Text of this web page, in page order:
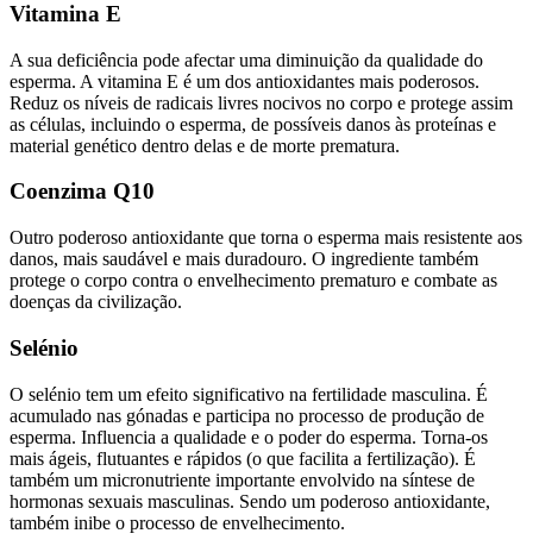
Vitamina E
A sua deficiência pode afectar uma diminuição da qualidade do
esperma. A vitamina E é um dos antioxidantes mais poderosos.
Reduz os níveis de radicais livres nocivos no corpo e protege assim
as células, incluindo o esperma, de possíveis danos às proteínas e
material genético dentro delas e de morte prematura.
Coenzima Q10
Outro poderoso antioxidante que torna o esperma mais resistente aos
danos, mais saudável e mais duradouro. O ingrediente também
protege o corpo contra o envelhecimento prematuro e combate as
doenças da civilização.
Selénio
O selénio tem um efeito significativo na fertilidade masculina. É
acumulado nas gónadas e participa no processo de produção de
esperma. Influencia a qualidade e o poder do esperma. Torna-os
mais ágeis, flutuantes e rápidos (o que facilita a fertilização). É
também um micronutriente importante envolvido na síntese de
hormonas sexuais masculinas. Sendo um poderoso antioxidante,
também inibe o processo de envelhecimento.